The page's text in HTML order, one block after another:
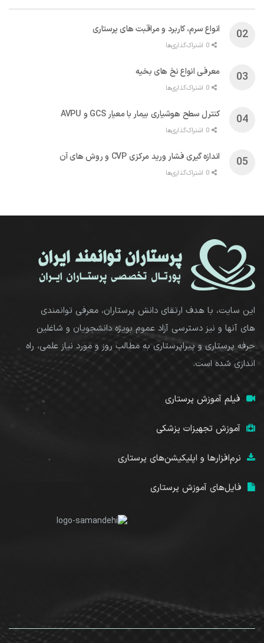
انواع سرم، کاربرد و مراقبت‌ های پرستاری
معرفی انواع نخ های بخیه
کنترل سطح هوشیاری بیمار با معیار GCS و AVPU
اندازه گیری فشار ورید مرکزی CVP و روش های آن
این سایت، با هدف ارتقای دانش پرستاران، معرفی توانمندی
های آنها و نیز دسترسی آزاد عموم بویژه دانشجویان و شاغلین
حرفه پرستاری و پیراپرستاری به مطالب روز و مورد نیاز علمی، راه
اندازی شده است.
فیلم آموزش پرستاری
آموزش تجهیزات پزشکی
نرم‌افزارها و اپلیکیشن‌های پرستاری
فایل‌های آموزش پرستاری